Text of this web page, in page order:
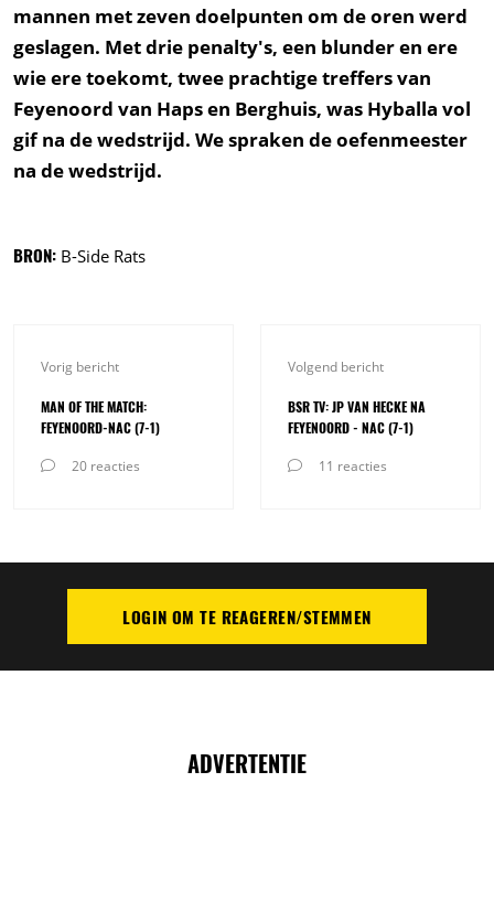
mannen met zeven doelpunten om de oren werd
geslagen. Met drie penalty's, een blunder en ere
wie ere toekomt, twee prachtige treffers van
Feyenoord van Haps en Berghuis, was Hyballa vol
gif na de wedstrijd. We spraken de oefenmeester
na de wedstrijd.
BRON: B-Side Rats
Vorig bericht
MAN OF THE MATCH:
FEYENOORD-NAC (7-1)
20 reacties
Volgend bericht
BSR TV: JP VAN HECKE NA
FEYENOORD - NAC (7-1)
11 reacties
PLAATS REACTIELOGIN OM TE REAGEREN/STEMMEN
ADVERTENTIE